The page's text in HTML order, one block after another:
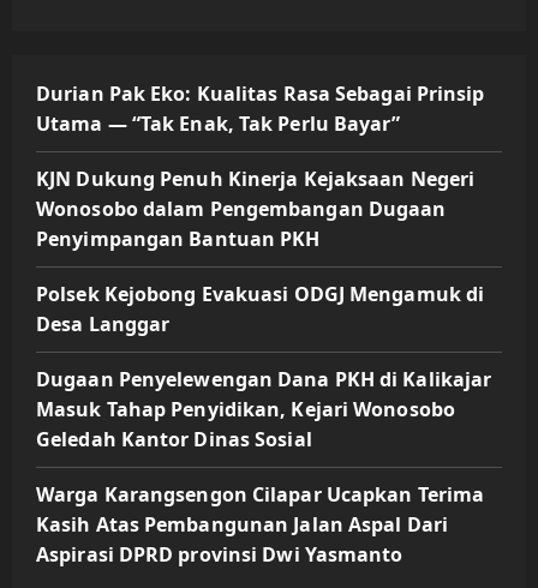
Durian Pak Eko: Kualitas Rasa Sebagai Prinsip
Utama — “Tak Enak, Tak Perlu Bayar”
KJN Dukung Penuh Kinerja Kejaksaan Negeri
Wonosobo dalam Pengembangan Dugaan
Penyimpangan Bantuan PKH
Polsek Kejobong Evakuasi ODGJ Mengamuk di
Desa Langgar
Dugaan Penyelewengan Dana PKH di Kalikajar
Masuk Tahap Penyidikan, Kejari Wonosobo
Geledah Kantor Dinas Sosial
Warga Karangsengon Cilapar Ucapkan Terima
Kasih Atas Pembangunan Jalan Aspal Dari
Aspirasi DPRD provinsi Dwi Yasmanto